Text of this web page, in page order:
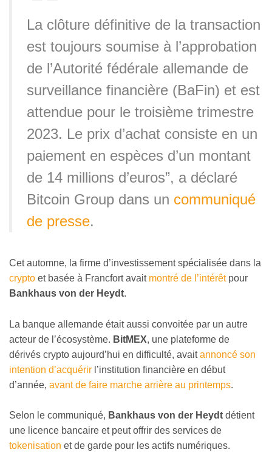
La clôture définitive de la transaction
est toujours soumise à l’approbation
de l’Autorité fédérale allemande de
surveillance financière (BaFin) et est
attendue pour le troisième trimestre
2023. Le prix d’achat consiste en un
paiement en espèces d’un montant
de 14 millions d’euros”, a déclaré
Bitcoin Group dans un communiqué
de presse.
Cet automne, la firme d’investissement spécialisée dans la
crypto et basée à Francfort avait montré de l’intérêtpour
Bankhaus von der Heydt.
La banque allemande était aussi convoitée par un autre
acteur de l’écosystème. BitMEX, une plateforme de
dérivés crypto aujourd’hui en difficulté, avaitannoncé son
intention d’acquérir l’institution financière en début
d’année, avant de faire marche arrière au printemps.
Selon le communiqué, Bankhaus von der Heydt détient
une licence bancaire et peut offrir des services de
tokenisation et de garde pour les actifs numériques.